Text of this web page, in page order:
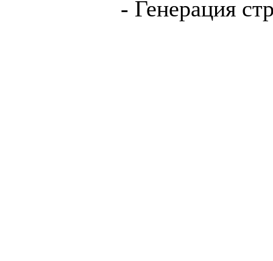
- Генерация